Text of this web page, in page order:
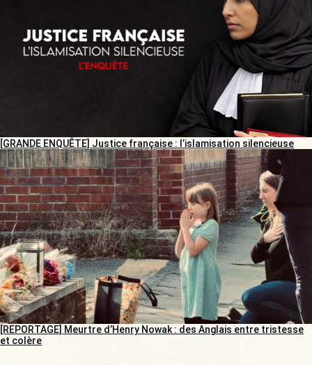
[GRANDE ENQUÊTE] Justice française : l’islamisation silencieuse
[REPORTAGE] Meurtre d’Henry Nowak : des Anglais entre tristesse
et colère